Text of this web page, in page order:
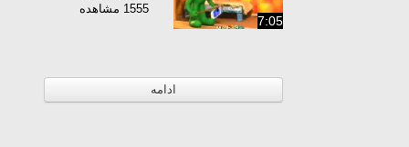
7:05
1555 مشاهده
ادامه